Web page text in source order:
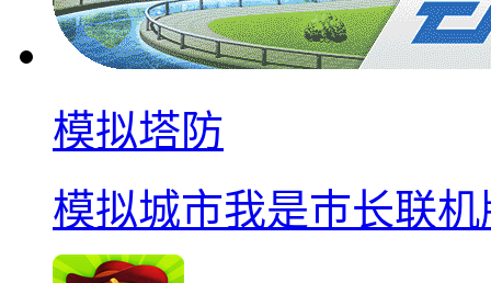
模拟塔防
模拟城市我是巿长联机